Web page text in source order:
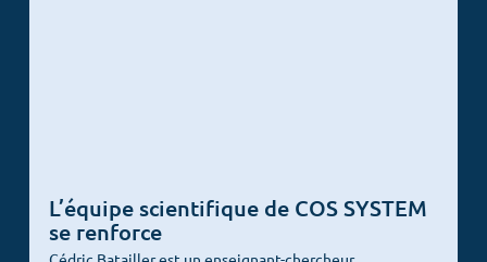
Accueil
Culture client
L’équipe scientifique de COS SYSTEM
se renforce